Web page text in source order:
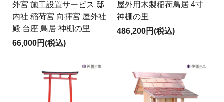
外宮 施工設置サービス 邸
内社 稲荷宮 向拝宮 屋外社
殿 台座 鳥居 神棚の里
66,000円(税込)
屋外用木製稲荷鳥居 4寸
神棚の里
486,200円(税込)